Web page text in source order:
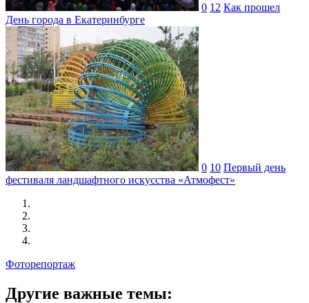
0 12 Как прошел
День города в Екатеринбурге
0 10 Первый день
фестиваля ландшафтного искусства «Атмофест»
Фоторепортаж
Другие важные темы: